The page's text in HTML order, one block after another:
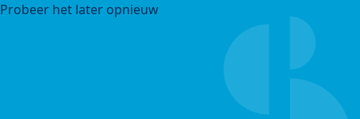
Probeer het later opnieuw